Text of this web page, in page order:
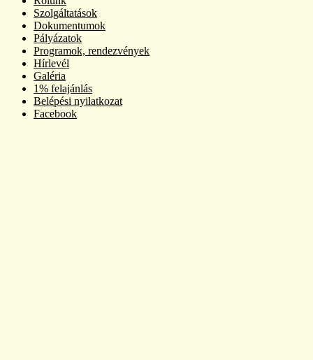
Szolgáltatások
Dokumentumok
Pályázatok
Programok, rendezvények
Hírlevél
Galéria
1% felajánlás
Belépési nyilatkozat
Facebook